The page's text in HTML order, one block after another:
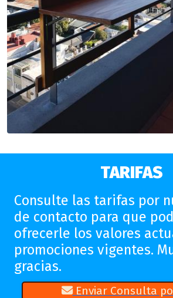
TARIFAS
Consulte las tarifas por
de contacto para que
ofrecerle los valores
promociones vigentes.
gracias.
Enviar Consulta